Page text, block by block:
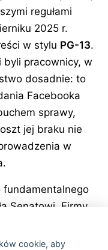
regułami
2025 r.
w stylu PG-13.
byli pracownicy, w
dosadnie: to
Facebooka
sprawy,
jej braku nie
w
fundamentalnego
Senatowi. Firmy
reguły, prowadzą
którą ich część
cookie, aby